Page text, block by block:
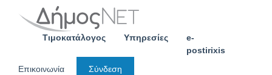
Τιμοκατάλογος Υπηρεσίες
e-
postirixis
Επικοινωνία
Σύνδεση